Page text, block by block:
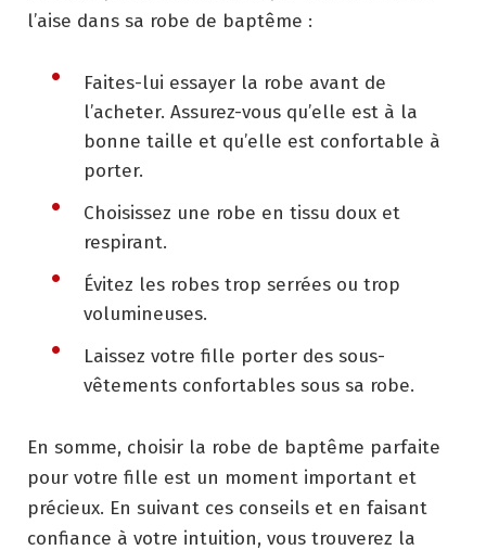
l’aise dans sa robe de baptême :
Faites-lui essayer la robe avant de
l’acheter. Assurez-vous qu’elle est à la
bonne taille et qu’elle est confortable à
porter.
Choisissez une robe en tissu doux et
respirant.
Évitez les robes trop serrées ou trop
volumineuses.
Laissez votre fille porter des sous-
vêtements confortables sous sa robe.
En somme, choisir la robe de baptême parfaite
pour votre fille est un moment important et
précieux. En suivant ces conseils et en faisant
confiance à votre intuition, vous trouverez la